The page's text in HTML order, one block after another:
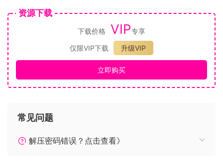
观察
在街道上四处走动，以便更深入地了解您正在创建的城市。以
城市居民的方式查看和感受社区之间的差异！
资源下载
下载价格 VIP专享
仅限VIP下载
升级VIP
立即购买
常见问题
解压密码错误？点击查看》